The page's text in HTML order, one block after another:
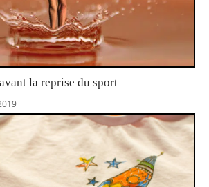
la reprise du sport